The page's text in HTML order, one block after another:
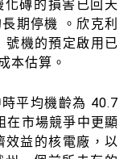
磚的損害已回天
期停機 。欣克利
機的預定啟用已
本估算。
平均機齡為 40.7
在市場競爭中更顯
效益的核電廠，以